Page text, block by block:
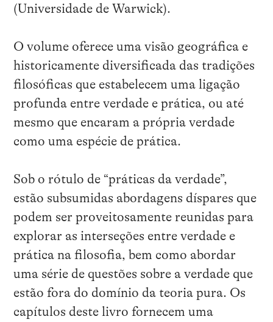
(Universidade de Warwick).
O volume oferece uma visão geográfica e
historicamente diversificada das tradições
filosóficas que estabelecem uma ligação
profunda entre verdade e prática, ou até
mesmo que encaram a própria verdade
como uma espécie de prática.
Sob o rótulo de “práticas da verdade”,
estão subsumidas abordagens díspares que
podem ser proveitosamente reunidas para
explorar as interseções entre verdade e
prática na filosofia, bem como abordar
uma série de questões sobre a verdade que
estão fora do domínio da teoria pura. Os
capítulos deste livro fornecem uma